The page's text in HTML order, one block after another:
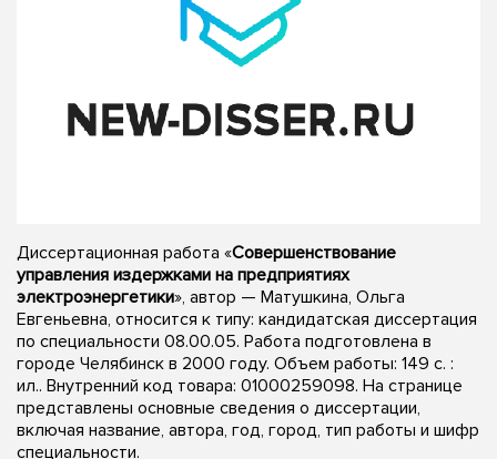
Диссертационная работа «Совершенствование
управления издержками на предприятиях
электроэнергетики», автор — Матушкина, Ольга
Евгеньевна, относится к типу: кандидатская диссертация
по специальности 08.00.05. Работа подготовлена в
городе Челябинск в 2000 году. Объем работы: 149 с. :
ил.. Внутренний код товара: 01000259098. На странице
представлены основные сведения о диссертации,
включая название, автора, год, город, тип работы и шифр
специальности.